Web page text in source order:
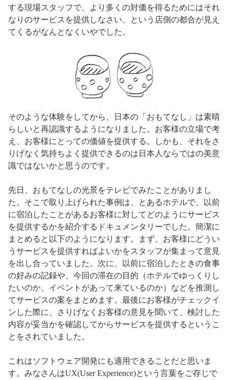
する現場スタッフで、より多くの対価を得るためにはそれ
なりのサービスを提供しなさい、という店側の都合が見え
てくるがなんとなくいやでした。
そのような体験をしてから、日本の「おもてなし」は素晴
らしいと再認識するようになりました。お客様の立場で考
え、お客様にとっての価値を提供する。しかも、それをさ
りげなく気持ちよく提供できるのは日本人ならではの美意
識ではないかと思うのです。
先日、おもてなしの光景をテレビでみたことがありまし
た。そこで取り上げられた事例は、とあるホテルで、以前
に宿泊したことがあるお客様に対してどのようにサービス
を提供するかを紹介するドキュメンタリーでした。簡潔に
まとめると以下のようになります。まず、お客様にどうい
うサービスを提供すればよいかをスタッフが集まって意見
を出し合っていました。次に、以前に宿泊したときの食事
の好みの記録や、今回の滞在の目的（ホテルでゆっくりし
たいのか、イベントがあって来ているのか）などを推測し
てサービスの案をまとめます。最後にお客様がチェックイ
ンした際に、さりげなくお客様の意見を聞いて、検討した
内容が妥当かを確認してからサービスを提供するというこ
とをされていました。
これはソフトウェア開発にも適用できることだと思いま
す。みなさんはUX(User Experience)という言葉をご存じで